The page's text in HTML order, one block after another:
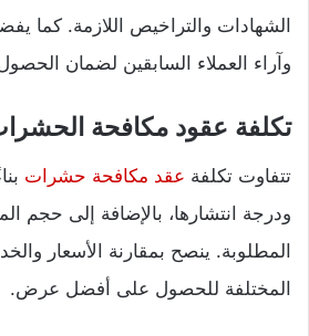
الشهادات والتراخيص اللازمة. كما
وآراء العملاء السابقين لضمان
تكلفة عقود مكافحة
تتفاوت تكلفة عقد مكافحة حشرات
ودرجة انتشارها، بالإضافة إلى حجم
المطلوبة. ينصح بمقارنة الأسعار
المختلفة للحصول على أفضل عرض.